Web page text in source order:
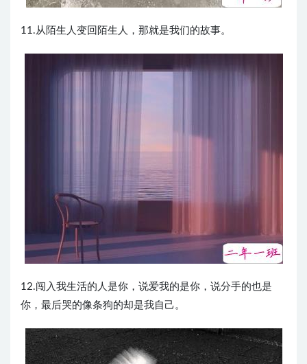
11.从陌生人变回陌生人，那就是我们的故事。
12.闯入我生活的人是你，说爱我的是你，说分手的也是
你，最后哭的像条狗的却是我自己。